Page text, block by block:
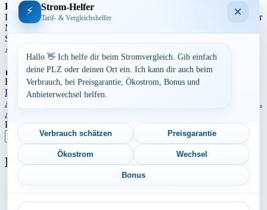
Regionale Unterschiede:
Die Strompreise variieren je nach Region aufgrund unterschiedlicher
Netzentgelte und Steuern. In städtischen Gebieten können die
Strompreise tendenziell höher sein als in ländlicheren Gegenden.
Auch die Anbieterstruktur kann sich regional unterscheiden.
Aufrufe: 259
By
Dominik Laube23. Juli 2026 Sachsen
Landkreis Zwickau
Beitragsnavigation
Aktuelle Strompreise in 04626 Schmölln, Altkirchen, Nöbdenitz u.a.
Aktuelle Strompreise in 18311 Ribnitz-Damgarten
Postleitzahl eingeben
Suchen
Neu berechnet
Aktuelle Strompreise in 49536 Lienen
⚡ Strom-Helfer
Tarif- & Vergleichshelfer ×
Hallo 👋 Ich helfe dir beim Stromvergleich. Gib einfach
deine PLZ oder deinen Ort ein. Ich kann dir auch beim
Verbrauch, bei Preisgarantie, Ökostrom, Bonus und
Anbieterwechsel helfen.
Verbrauch schätzen Preisgarantie
Ökostrom Wechsel
Bonus
PLZ